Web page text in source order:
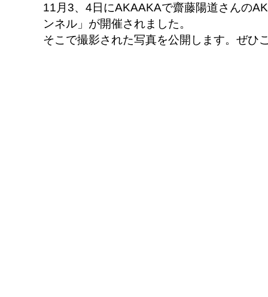
11月3、4日にAKAAKAで齋藤陽道さんの
ンネル」が開催されました。
そこで撮影された写真を公開します。ぜひ